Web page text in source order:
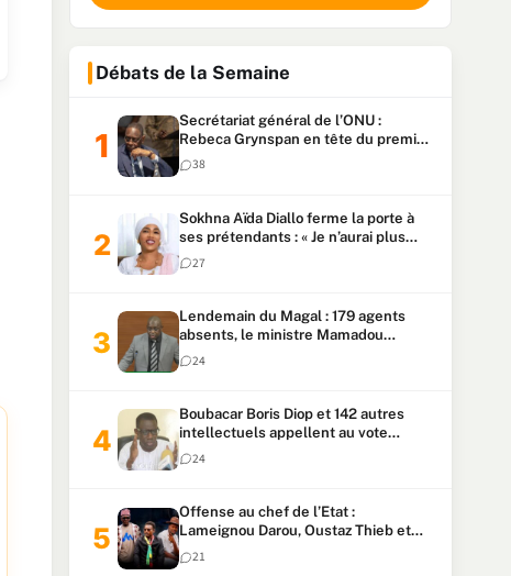
Débats de la Semaine
Secrétariat général de l’ONU :
Rebeca Grynspan en tête du premier
vote, Macky Sall pointe à la 5ᵉ place
38
Sokhna Aïda Diallo ferme la porte à
ses prétendants : « Je n’aurai plus
jamais un autre mari »
27
Lendemain du Magal : 179 agents
absents, le ministre Mamadou
Lamine Dianté exige des explications
24
Boubacar Boris Diop et 142 autres
intellectuels appellent au vote
urgent de la révision
constitutionnelle
24
Offense au chef de l’Etat :
Lameignou Darou, Oustaz Thieb et
Ndiaye Touba lourdement
condamnés
21